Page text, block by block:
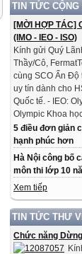
TIN TỨC CỘNG
[MỜI HỢP TÁC]
(IMO - IEO - ISO)
Kính gửi Quý
Thầy/Cô,
cùng SCO Ấn Độ
uy tín dành cho
Quốc tế. - IEO:
Olympic Khoa
5 điều đơn giản
hạnh phúc hơn
Hà Nội công bố
môn thi lớp 10
Xem tiếp
TIN TỨC THƯ
Chức năng